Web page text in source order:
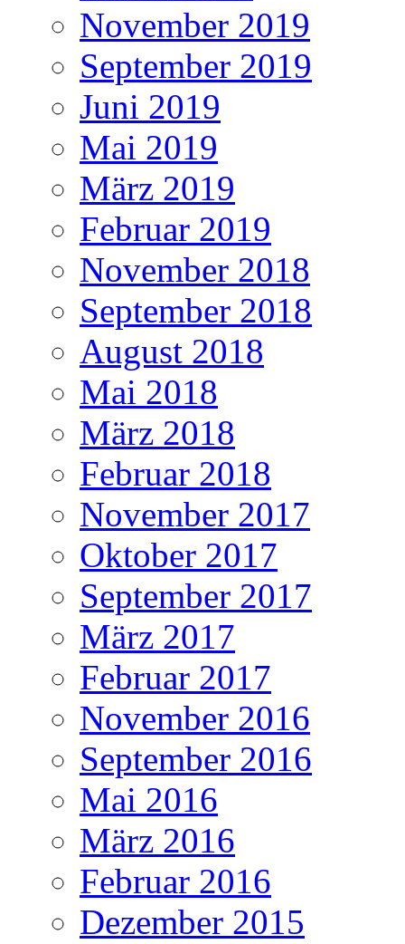
November 2019
September 2019
Juni 2019
Mai 2019
März 2019
Februar 2019
November 2018
September 2018
August 2018
Mai 2018
März 2018
Februar 2018
November 2017
Oktober 2017
September 2017
März 2017
Februar 2017
November 2016
September 2016
Mai 2016
März 2016
Februar 2016
Dezember 2015